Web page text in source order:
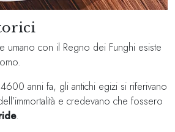
umano con il Regno dei Funghi esiste
anni fa, gli antichi egizi si riferivano
e credevano che fossero
.